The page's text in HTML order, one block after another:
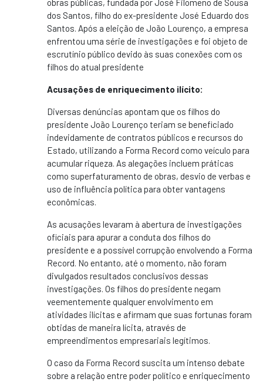
obras públicas, fundada por José Filomeno de Sousa
dos Santos, filho do ex-presidente José Eduardo dos
Santos. Após a eleição de João Lourenço, a empresa
enfrentou uma série de investigações e foi objeto de
escrutínio público devido às suas conexões com os
filhos do atual presidente
Acusações de enriquecimento ilícito:
Diversas denúncias apontam que os filhos do
presidente João Lourenço teriam se beneficiado
indevidamente de contratos públicos e recursos do
Estado, utilizando a Forma Record como veículo para
acumular riqueza. As alegações incluem práticas
como superfaturamento de obras, desvio de verbas e
uso de influência política para obter vantagens
econômicas.
As acusações levaram à abertura de investigações
oficiais para apurar a conduta dos filhos do
presidente e a possível corrupção envolvendo a Forma
Record. No entanto, até o momento, não foram
divulgados resultados conclusivos dessas
investigações. Os filhos do presidente negam
veementemente qualquer envolvimento em
atividades ilícitas e afirmam que suas fortunas foram
obtidas de maneira lícita, através de
empreendimentos empresariais legítimos.
O caso da Forma Record suscita um intenso debate
sobre a relação entre poder político e enriquecimento